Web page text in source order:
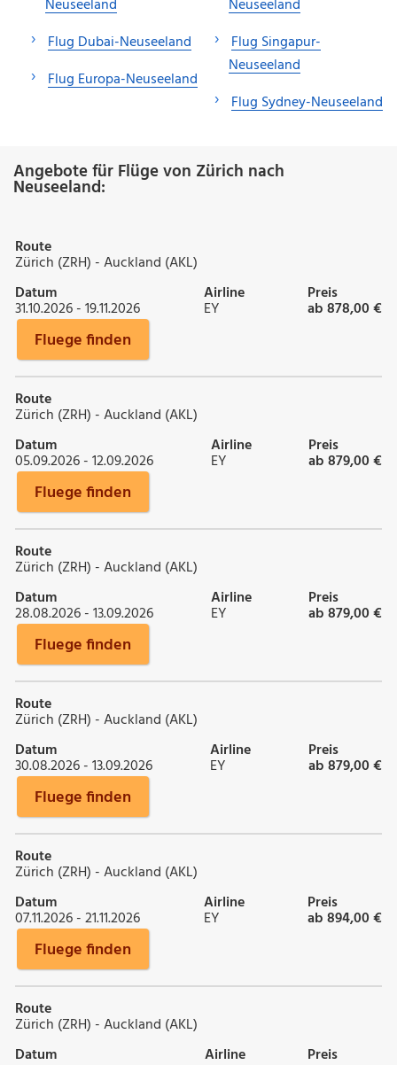
Neuseeland
Flug Dubai-Neuseeland
Flug Europa-Neuseeland
Neuseeland
Flug Singapur-
Neuseeland
Flug Sydney-Neuseeland
Angebote für Flüge von Zürich nach
Neuseeland:
Route
Zürich (ZRH) - Auckland (AKL)
Datum
31.10.2026 - 19.11.2026
Airline
EY
Preis
ab 878,00 €
Fluege finden
Route
Zürich (ZRH) - Auckland (AKL)
Datum
05.09.2026 - 12.09.2026
Airline
EY
Preis
ab 879,00 €
Fluege finden
Route
Zürich (ZRH) - Auckland (AKL)
Datum
28.08.2026 - 13.09.2026
Airline
EY
Preis
ab 879,00 €
Fluege finden
Route
Zürich (ZRH) - Auckland (AKL)
Datum
30.08.2026 - 13.09.2026
Airline
EY
Preis
ab 879,00 €
Fluege finden
Route
Zürich (ZRH) - Auckland (AKL)
Datum
07.11.2026 - 21.11.2026
Airline
EY
Preis
ab 894,00 €
Fluege finden
Route
Zürich (ZRH) - Auckland (AKL)
Datum
Airline Preis